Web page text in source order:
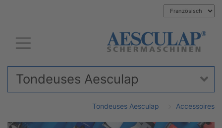
Tondeuses Aesculap
Tondeuses Aesculap Accessoires